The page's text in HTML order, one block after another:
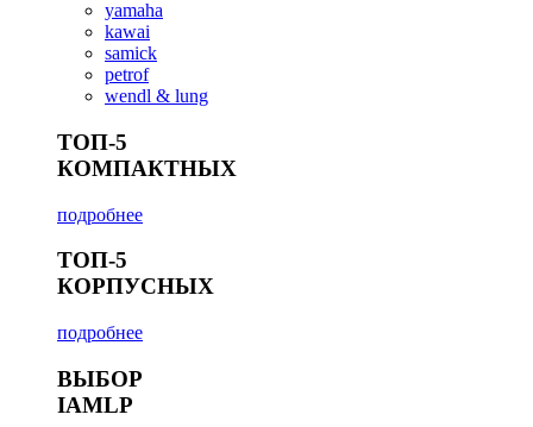
yamaha
kawai
samick
petrof
wendl & lung
ТОП-5
КОМПАКТНЫХ
подробнее
ТОП-5
КОРПУСНЫХ
подробнее
ВЫБОР
IAMLP